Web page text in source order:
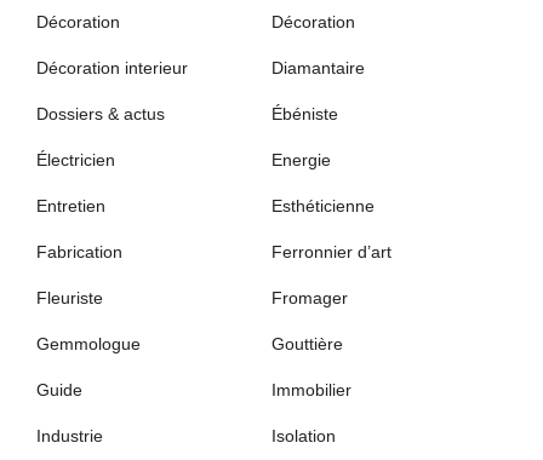
Décoration Décoration
Décoration interieur Diamantaire
Dossiers & actus Ébéniste
Électricien Energie
Entretien Esthéticienne
Fabrication Ferronnier d’art
Fleuriste Fromager
Gemmologue Gouttière
Guide Immobilier
Industrie Isolation